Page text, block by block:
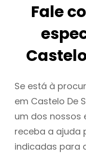
Fale
Se está à
em Castelo De
um dos nossos
receba a ajuda
indicadas para